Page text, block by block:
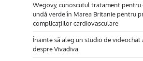
Wegovy, cunoscutul tratament
undă verde în Marea Britanie pentru
complicațiilor cardiovasculare
Înainte să aleg un studio de videochat
despre Vivadiva